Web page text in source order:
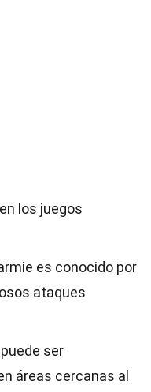
los juegos
es conocido por
ataques
ser
áreas cercanas al